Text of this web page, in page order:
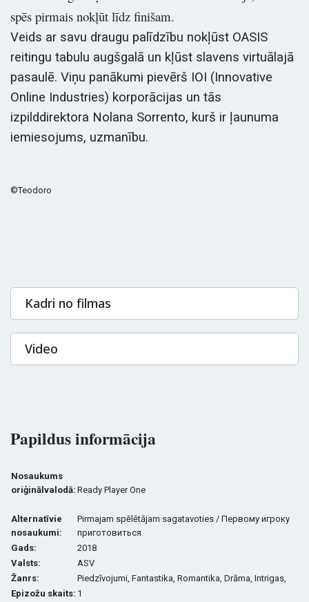
spēs pirmais nokļūt līdz finišam.
Veids ar savu draugu palīdzību nokļūst OASIS
reitingu tabulu augšgalā un kļūst slavens virtuālajā
pasaulē. Viņu panākumi pievērš IOI (Innovative
Online Industries) korporācijas un tās
izpilddirektora Nolana Sorrento, kurš ir ļaunuma
iemiesojums, uzmanību.
©Teodoro
Kadri no filmas
Video
Papildus informācija
Nosaukums
oriģinālvalodā: Ready Player One
Alternatīvie
nosaukumi:
Pirmajam spēlētājam sagatavoties / Первому игроку
приготовиться
Gads:
2018
Valsts:
ASV
Žanrs:
Piedzīvojumi, Fantastika, Romantika, Drāma, Intrigas,
Epizožu skaits: 1